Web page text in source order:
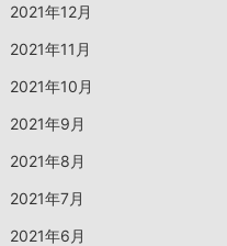
2021年12月
2021年11月
2021年10月
2021年9月
2021年8月
2021年7月
2021年6月